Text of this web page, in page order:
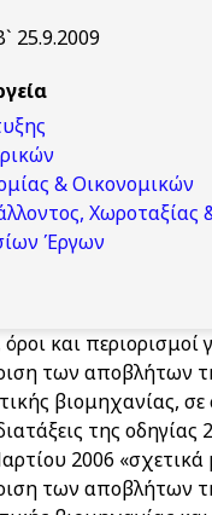
25.9.2009
& Οικονομικών
Χωροταξίας
Έργων
και περιορισμοί
των αποβλήτων
βιομηχανίας,
της
2006 «σχετικά
των αποβλήτων